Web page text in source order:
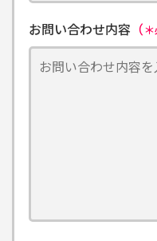
お問い合わせ内容 （